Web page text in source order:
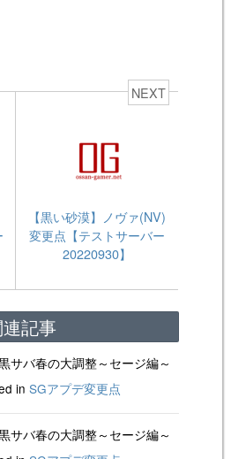
NEXT
【黒い砂漠】ノヴァ(NV)
変更点【テストサーバー
20220930】
記事
サバ春の大調整～セージ編～
in SGアプデ変更点
サバ春の大調整～セージ編～